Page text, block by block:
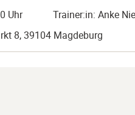
Uhr
Trainer:in: Anke
8, 39104 Magdeburg